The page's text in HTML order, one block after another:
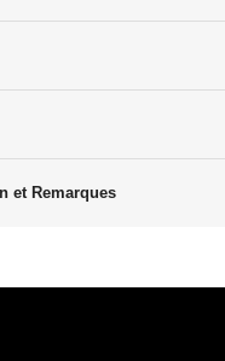
et Remarques